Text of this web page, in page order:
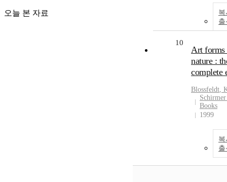
오늘 본 자료
10
Art forms
nature :
complete
Blossfeldt,
Books
1999